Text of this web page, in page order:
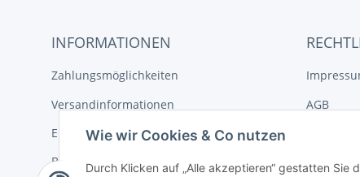
INFORMATIONEN
Zahlungsmöglichkeiten
Versandinformationen
Elektroaltgeräteentsorgung
Batterieentsorgung
AGB
Wie wir Cookies & Co nutzen
Durch Klicken auf „Alle akzeptieren“ gestatten Sie